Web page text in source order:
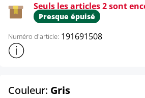
Seuls les articles 2 sont
Presque épuisé
Numéro d'article: 191691508
Afficher plus d'informations sur le
Couleur: Grisselect